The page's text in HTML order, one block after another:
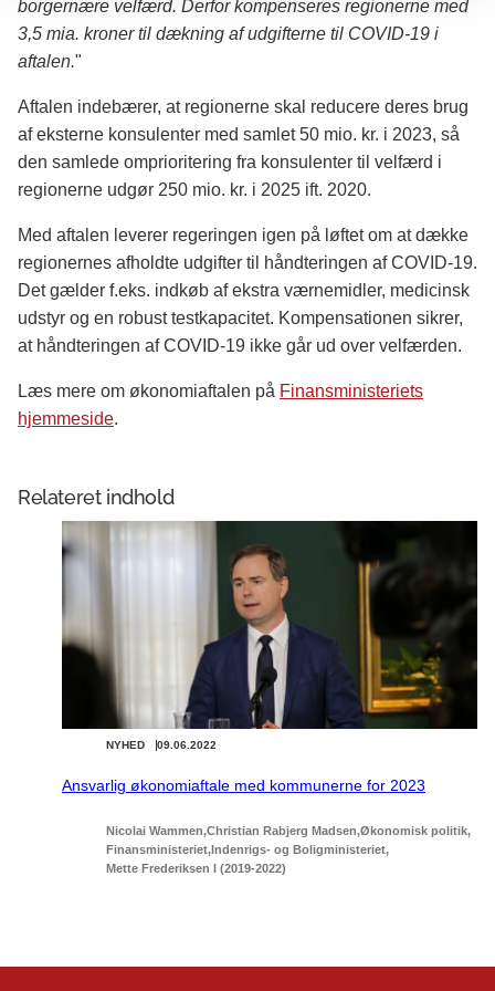
borgernære velfærd. Derfor kompenseres regionerne med
3,5 mia. kroner til dækning af udgifterne til COVID-19 i
aftalen."
Aftalen indebærer, at regionerne skal reducere deres brug
af eksterne konsulenter med samlet 50 mio. kr. i 2023, så
den samlede omprioritering fra konsulenter til velfærd i
regionerne udgør 250 mio. kr. i 2025 ift. 2020.
Med aftalen leverer regeringen igen på løftet om at dække
regionernes afholdte udgifter til håndteringen af COVID-19.
Det gælder f.eks. indkøb af ekstra værnemidler, medicinsk
udstyr og en robust testkapacitet. Kompensationen sikrer,
at håndteringen af COVID-19 ikke går ud over velfærden.
Læs mere om økonomiaftalen på Finansministeriets
hjemmeside.
Relateret indhold
09.06.2022
NYHED
Ansvarlig økonomiaftale med kommunerne for 2023
Nicolai Wammen Christian Rabjerg Madsen Økonomisk politik
Finansministeriet Indenrigs- og Boligministeriet
Mette Frederiksen I (2019-2022)